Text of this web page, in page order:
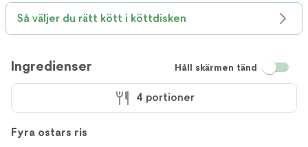
Så väljer du rätt kött i köttdisken
Ingredienser Håll skärmen tänd
4 portioner
Fyra ostars ris